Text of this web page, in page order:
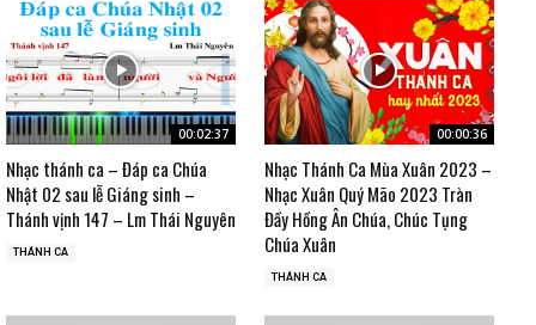
00:02:37
Nhạc thánh ca – Đáp ca Chúa
Nhật 02 sau lễ Giáng sinh –
Thánh vịnh 147 – Lm Thái Nguyên
THÁNH CA
00:00:36
Nhạc Thánh Ca Mùa Xuân 2023 –
Nhạc Xuân Quý Mão 2023 Tràn
Đầy Hồng Ân Chúa, Chúc Tụng
Chúa Xuân
THÁNH CA